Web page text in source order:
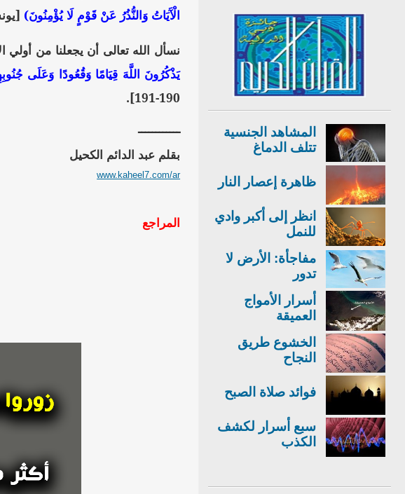
الْآَيَاتُ وَالنُّذُرُ عَنْ قَوْمٍ لَا يُؤْمِنُونَ)
نسأل الله تعالى أن يجعلنا من أولي
يَذْكُرُونَ اللَّهَ قِيَامًا وَقُعُودًا وَعَلَى
190-191].
ــــــــــــ
بقلم عبد الدائم الكحيل
www.kaheel7.com/ar
المراجع
المشاهد الجنسية
تتلف الدماغ
ظاهرة إعصار النار
انظر إلى أكبر وادي
للنمل
مفاجأة: الأرض لا
تدور
أسرار الأمواج
العميقة
الخشوع طريق
النجاح
فوائد صلاة الصبح
سبع أسرار لكشف
الكذب